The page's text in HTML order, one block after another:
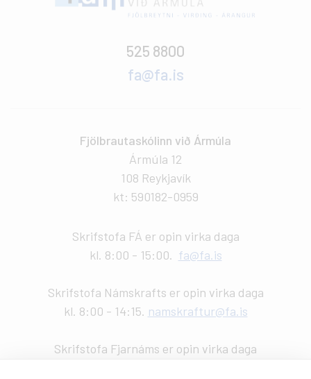
525 8800
fa@fa.is
Fjölbrautaskólinn við Ármúla
Ármúla 12
108 Reykjavík
kt: 590182-0959
Skrifstofa FÁ er opin virka daga
kl. 8:00 - 15:00. fa@fa.is
Skrifstofa Námskrafts er opin virka daga
kl. 8:00 - 14:15. namskraftur@fa.is
Skrifstofa Fjarnáms er opin virka daga